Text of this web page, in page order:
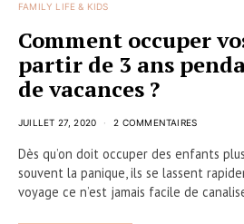
FAMILY LIFE & KIDS
Comment occuper
partir de 3 ans
de vacances ?
JUILLET 27, 2020 2 COMMENTAIRES
Dès qu’on doit occuper des enfants
souvent la panique, ils se lassent
voyage ce n’est jamais facile de